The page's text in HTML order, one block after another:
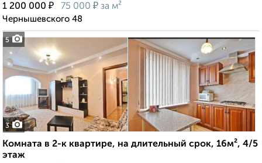
5
1 200 000 ₽ 75 000 ₽ за м²
Чернышевского 48
3
Комната в 2-к квартире, на длительный срок, 16м², 4/5
этаж